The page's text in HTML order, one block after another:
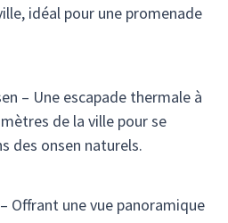
idéal pour une promenade
– Une escapade thermale à
de la ville pour se
des onsen naturels.
Offrant une vue panoramique